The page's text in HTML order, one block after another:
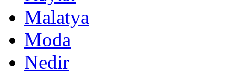
Malatya
Moda
Nedir